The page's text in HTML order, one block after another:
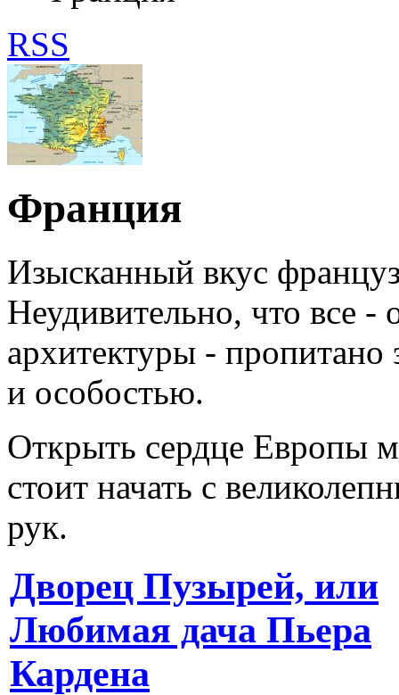
RSS
Франция
Изысканный вкус
Неудивительно, что все -
архитектуры -
и особостью.
Открыть сердце Европы
стоит начать с
рук.
Дворец Пузырей, или
Любимая дача Пьера
Кардена